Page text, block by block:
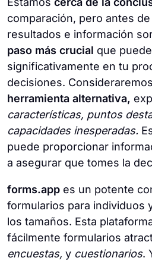
comparación, pero antes
resultados e información
paso más crucial que
significativamente en tu
decisiones.
herramienta alternativa,
características, puntos
capacidades inesperadas.
puede proporcionar
a asegurar que tomes la
forms.app es un potente
formularios para individuos
los tamaños. Esta
fácilmente formularios
encuestas, y cuestionarios.